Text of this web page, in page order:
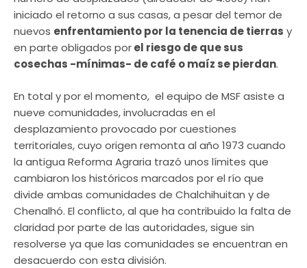
iniciado el retorno a sus casas, a pesar del temor de
nuevos enfrentamiento por la tenencia de tierras y
en parte obligados porel riesgo de que sus
cosechas -mínimas- de café o maíz se pierdan.
En total y por el momento, el equipo de MSF asiste a
nueve comunidades, involucradas en el
desplazamiento provocado por cuestiones
territoriales, cuyo origen remonta al año 1973 cuando
la antigua Reforma Agraria trazó unos límites que
cambiaron los históricos marcados por el río que
divide ambas comunidades de Chalchihuitan y de
Chenalhó. El conflicto, al que ha contribuido la falta de
claridad por parte de las autoridades, sigue sin
resolverse ya que las comunidades se encuentran en
desacuerdo con esta división.